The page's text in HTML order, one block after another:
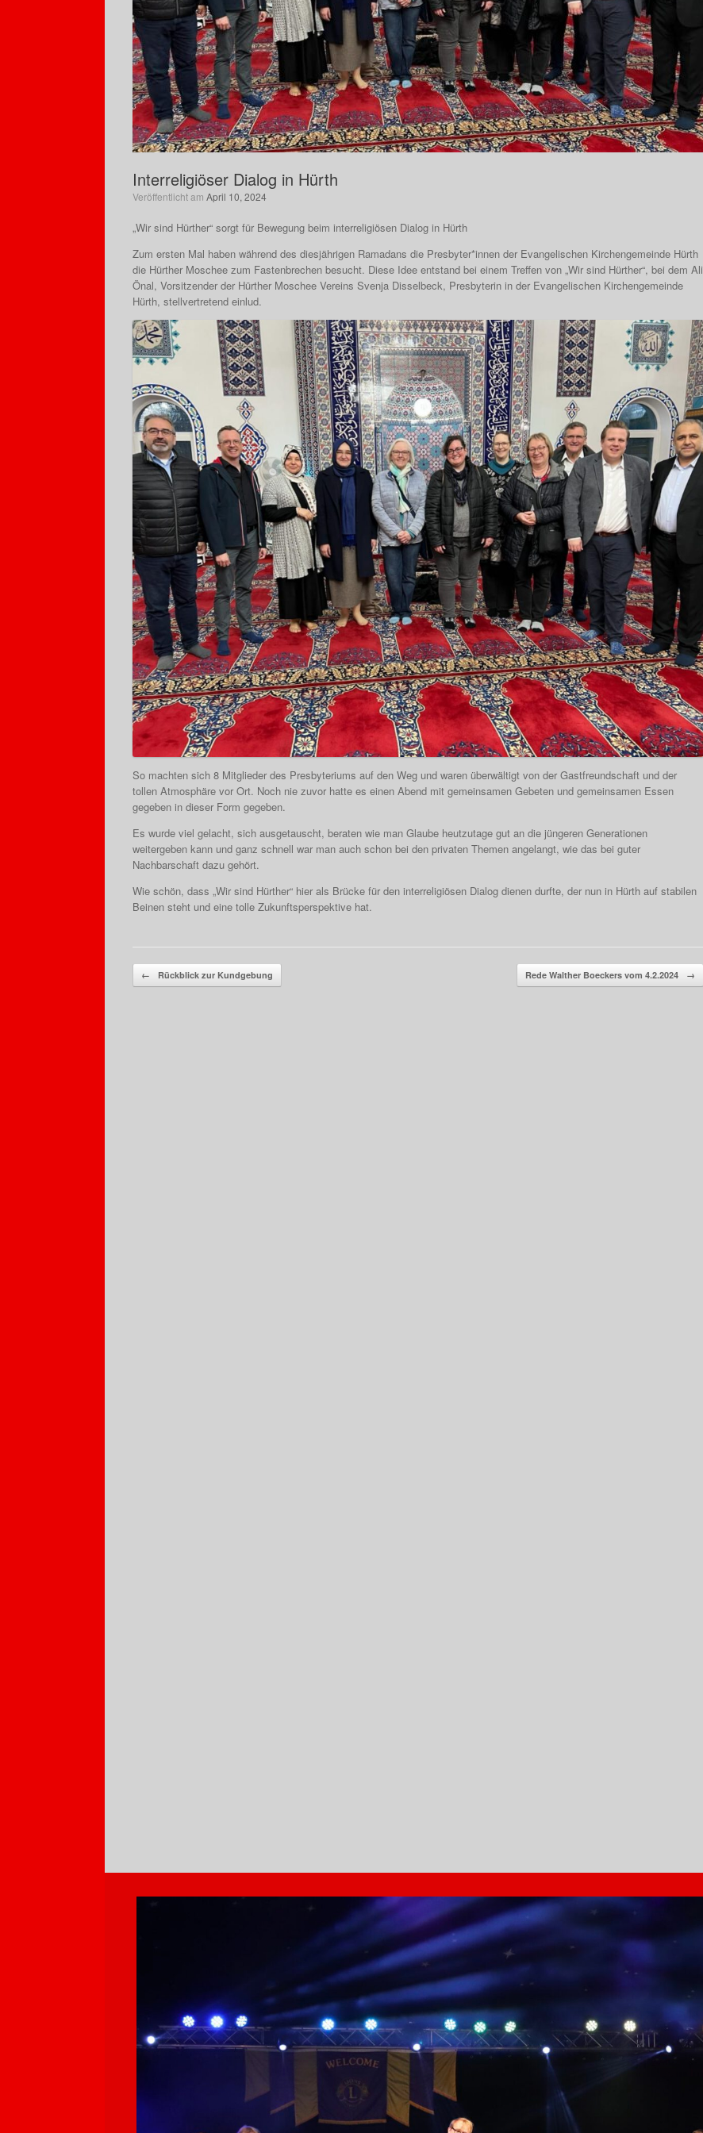
Interreligiöser Dialog in Hürth
Veröffentlicht am April 10, 2024
„Wir sind Hürther“ sorgt für Bewegung beim interreligiösen Dialog in Hürth
Zum ersten Mal haben während des diesjährigen Ramadans die Presbyter*innen der Evangelischen Kirchengemeinde Hürth
die Hürther Moschee zum Fastenbrechen besucht. Diese Idee entstand bei einem Treffen von „Wir sind Hürther“, bei dem Ali
Önal, Vorsitzender der Hürther Moschee Vereins Svenja Disselbeck, Presbyterin in der Evangelischen Kirchengemeinde
Hürth, stellvertretend einlud.
So machten sich 8 Mitglieder des Presbyteriums auf den Weg und waren überwältigt von der Gastfreundschaft und der
tollen Atmosphäre vor Ort. Noch nie zuvor hatte es einen Abend mit gemeinsamen Gebeten und gemeinsamen Essen
gegeben in dieser Form gegeben.
Es wurde viel gelacht, sich ausgetauscht, beraten wie man Glaube heutzutage gut an die jüngeren Generationen
weitergeben kann und ganz schnell war man auch schon bei den privaten Themen angelangt, wie das bei guter
Nachbarschaft dazu gehört.
Wie schön, dass „Wir sind Hürther“ hier als Brücke für den interreligiösen Dialog dienen durfte, der nun in Hürth auf stabilen
Beinen steht und eine tolle Zukunftsperspektive hat.
Beitragsnavigation
← Rückblick zur Kundgebung Rede Walther Boeckers vom 4.2.2024 →